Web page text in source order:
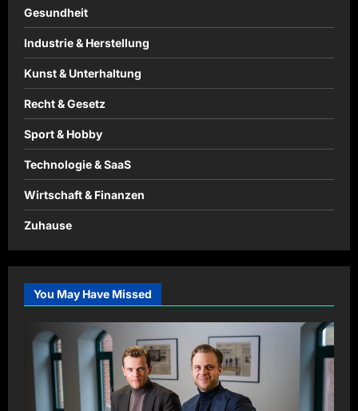
Gesundheit
Industrie & Herstellung
Kunst & Unterhaltung
Recht & Gesetz
Sport & Hobby
Technologie & SaaS
Wirtschaft & Finanzen
Zuhause
You May Have Missed